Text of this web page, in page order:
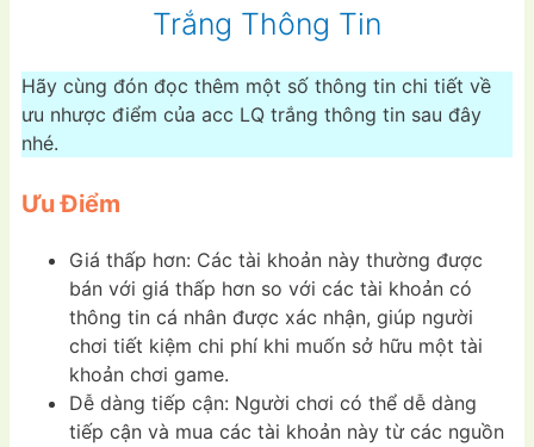
Trắng Thông Tin
Hãy cùng đón đọc thêm một số thông tin chi tiết về
ưu nhược điểm của acc LQ trắng thông tin sau đây
nhé.
Ưu Điểm
Giá thấp hơn: Các tài khoản này thường được
bán với giá thấp hơn so với các tài khoản có
thông tin cá nhân được xác nhận, giúp người
chơi tiết kiệm chi phí khi muốn sở hữu một tài
khoản chơi game.
Dễ dàng tiếp cận: Người chơi có thể dễ dàng
tiếp cận và mua các tài khoản này từ các nguồn